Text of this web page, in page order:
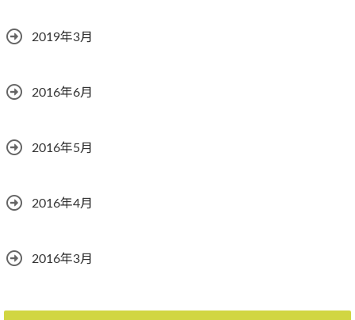
2019年3月
2016年6月
2016年5月
2016年4月
2016年3月